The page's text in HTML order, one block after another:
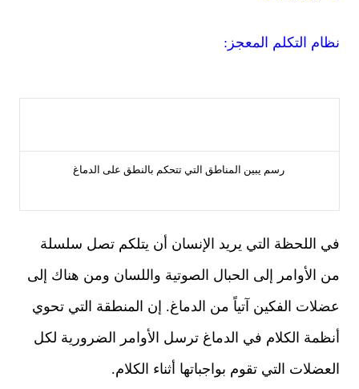
نظام التكلم المعجز:
رسم يبين المناطق التي تتحكم بالنطق على الدماغ
في اللحظة التي يريد الإنسان أن يتلكم تصل سلسلة
من الأوامر إلى الحبال الصوتية واللسان ومن هناك إلى
عضلات الفكين آتياً من الدماغ. إن المنطقة التي تحوي
أنظمة الكلام في الدماغ ترسل الأوامر الضرورية لكل
العضلات التي تقوم بواجباتها أثناء الكلام.